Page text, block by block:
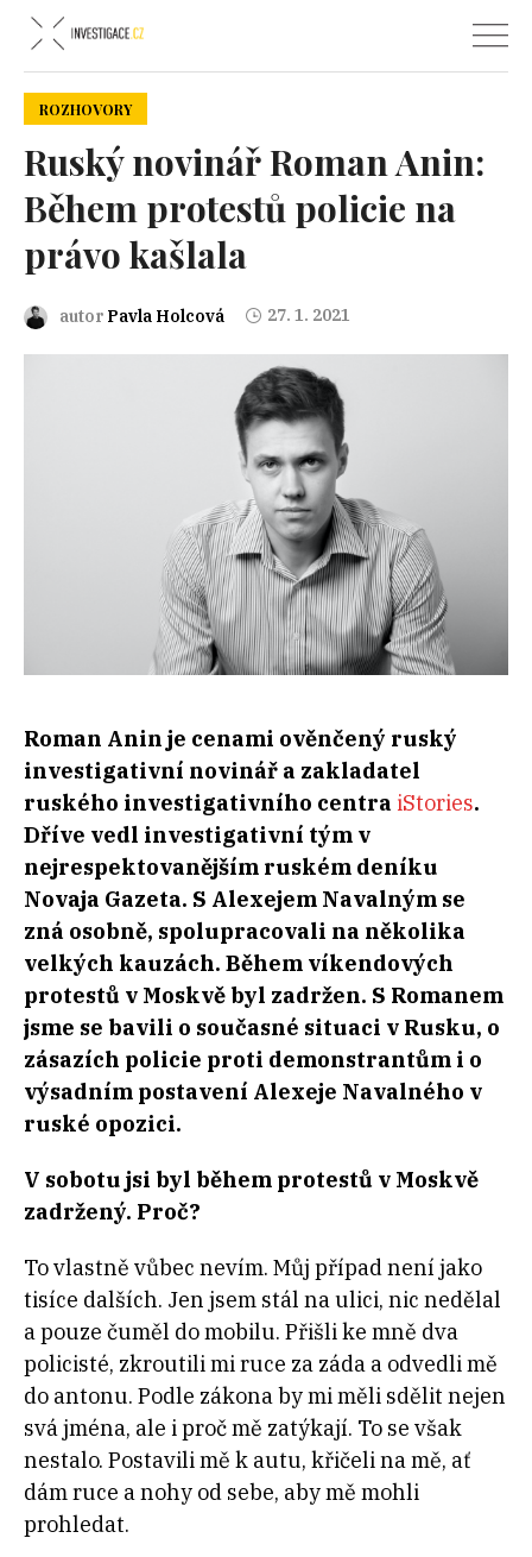
ROZHOVORY
Ruský novinář Roman Anin:
Během protestů policie na
právo kašlala
autor Pavla Holcová 27. 1. 2021
Roman Anin je cenami ověnčený ruský
investigativní novinář a zakladatel
ruského investigativního centra iStories.
Dříve vedl investigativní tým v
nejrespektovanějším ruském deníku
Novaja Gazeta. S Alexejem Navalným se
zná osobně, spolupracovali na několika
velkých kauzách. Během víkendových
protestů v Moskvě byl zadržen. S Romanem
jsme se bavili o současné situaci v Rusku, o
zásazích policie proti demonstrantům i o
výsadním postavení Alexeje Navalného v
ruské opozici.
V sobotu jsi byl během protestů v Moskvě
zadržený. Proč?
To vlastně vůbec nevím. Můj případ není jako
tisíce dalších. Jen jsem stál na ulici, nic nedělal
a pouze čuměl do mobilu. Přišli ke mně dva
policisté, zkroutili mi ruce za záda a odvedli mě
do antonu. Podle zákona by mi měli sdělit nejen
svá jména, ale i proč mě zatýkají. To se však
nestalo. Postavili mě k autu, křičeli na mě, ať
dám ruce a nohy od sebe, aby mě mohli
prohledat.